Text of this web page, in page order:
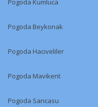
Pogoda Kumluca
Pogoda Beykonak
Pogoda Hacıveliler
Pogoda Mavikent
Pogoda Sarıcasu